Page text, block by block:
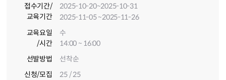
접수기간/
교육기간
2025-10-20~2025-10-31
2025-11-05~2025-11-26
교육요일
/시간
수
14:00 ~ 16:00
선발방법
선착순
신청/모집
25 / 25